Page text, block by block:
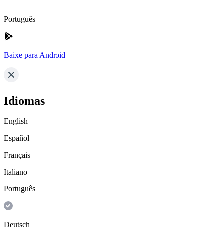
Português
Baixe para Android
Idiomas
English
Español
Français
Italiano
Português
Deutsch